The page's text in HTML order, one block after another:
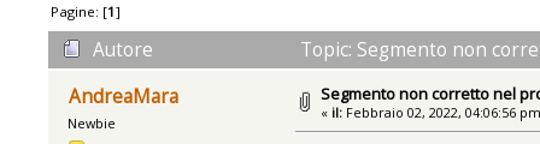
Pagine: [1]
Autore
Topic: Segmento non
AndreaMara
Newbie
Segmento non corretto nel
« il: Febbraio 02, 2022, 04:06:56